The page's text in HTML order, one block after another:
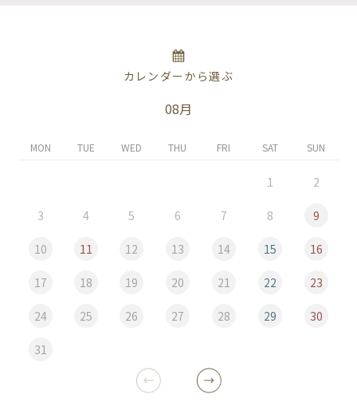
カレンダーから選ぶ
08月
MON TUE WED THU FRI SAT SUN
1 2
3 4 5 6 7 8 9
10 11 12 13 14 15 16
17 18 19 20 21 22 23
24 25 26 27 28 29 30
31